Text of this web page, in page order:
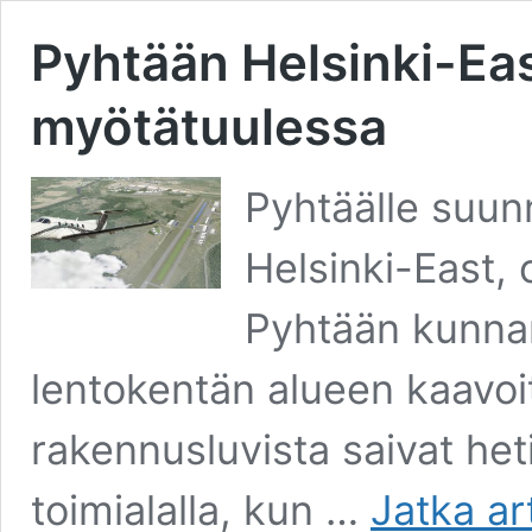
Pyhtään Helsinki-
myötätuulessa
Pyhtäälle
Helsinki-East,
Pyhtään
lentokentän alueen
rakennusluvista saivat
toimialalla, kun … Jatka